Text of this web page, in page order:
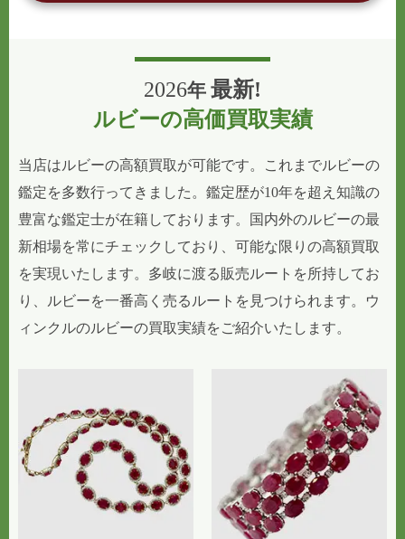
2026年 最新!
ルビーの高価買取実績
当店はルビーの高額買取が可能です。これまでルビーの
鑑定を多数行ってきました。鑑定歴が10年を超え知識の
豊富な鑑定士が在籍しております。国内外のルビーの最
新相場を常にチェックしており、可能な限りの高額買取
を実現いたします。多岐に渡る販売ルートを所持してお
り、ルビーを一番高く売るルートを見つけられます。ウ
ィンクルのルビーの買取実績をご紹介いたします。